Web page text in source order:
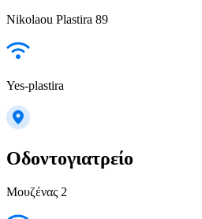
Nikolaou Plastira 89
Yes-plastira
Οδοντογιατρείο
Μουζένας 2